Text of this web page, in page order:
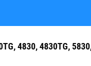
4830, 4830TG,